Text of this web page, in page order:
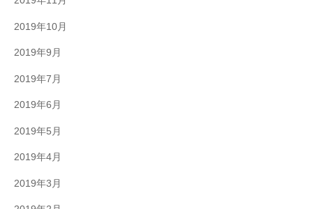
2019年10月
2019年9月
2019年7月
2019年6月
2019年5月
2019年4月
2019年3月